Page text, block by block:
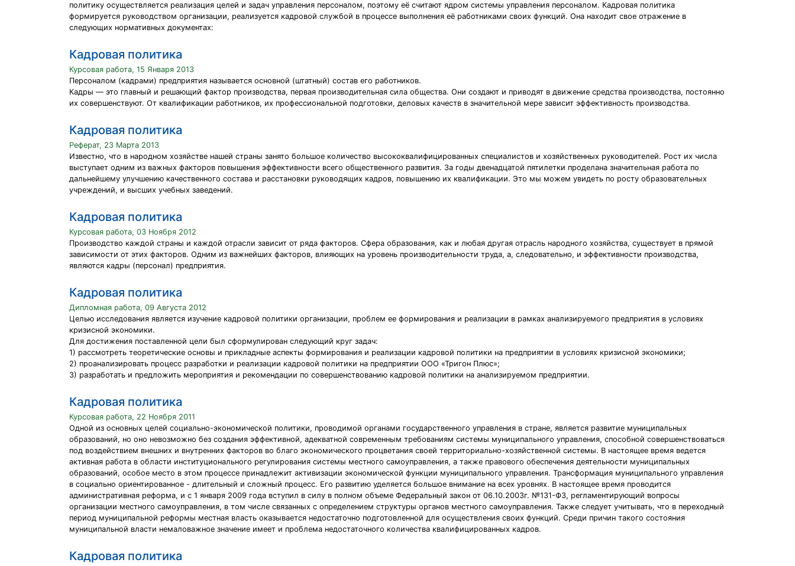
политику осуществляется реализация целей и задач управления персоналом, поэтому её считают ядром системы управления персоналом. Кадровая политика
формируется руководством организации, реализуется кадровой службой в процессе выполнения её работниками своих функций. Она находит свое отражение в
следующих нормативных документах:
Кадровая политика
Курсовая работа, 15 Января 2013
Персоналом (кадрами) предприятия называется основной (штатный) состав его работников.
Кадры — это главный и решающий фактор производства, первая производительная сила общества. Они создают и приводят в движение средства производства, постоянно
их совершенствуют. От квалификации работников, их профессиональной подготовки, деловых качеств в значительной мере зависит эффективность производства.
Кадровая политика
Реферат, 23 Марта 2013
Известно, что в народном хозяйстве нашей страны занято большое количество высококвалифицированных специалистов и хозяйственных руководителей. Рост их числа
выступает одним из важных факторов повышения эффективности всего общественного развития. За годы двенадцатой пятилетки проделана значительная работа по
дальнейшему улучшению качественного состава и расстановки руководящих кадров, повышению их квалификации. Это мы можем увидеть по росту образовательных
учреждений, и высших учебных заведений.
Кадровая политика
Курсовая работа, 03 Ноября 2012
Производство каждой страны и каждой отрасли зависит от ряда факторов. Сфера образования, как и любая другая отрасль народного хозяйства, существует в прямой
зависимости от этих факторов. Одним из важнейших факторов, влияющих на уровень производительности труда, а, следовательно, и эффективности производства,
являются кадры (персонал) предприятия.
Кадровая политика
Дипломная работа, 09 Августа 2012
Целью исследования является изучение кадровой политики организации, проблем ее формирования и реализации в рамках анализируемого предприятия в условиях
кризисной экономики.
Для достижения поставленной цели был сформулирован следующий круг задач:
1) рассмотреть теоретические основы и прикладные аспекты формирования и реализации кадровой политики на предприятии в условиях кризисной экономики;
2) проанализировать процесс разработки и реализации кадровой политики на предприятии ООО «Тригон Плюс»;
3) разработать и предложить мероприятия и рекомендации по совершенствованию кадровой политики на анализируемом предприятии.
Кадровая политика
Курсовая работа, 22 Ноября 2011
Одной из основных целей социально-экономической политики, проводимой органами государственного управления в стране, является развитие муниципальных
образований, но оно невозможно без создания эффективной, адекватной современным требованиям системы муниципального управления, способной совершенствоваться
под воздействием внешних и внутренних факторов во благо экономического процветания своей территориально-хозяйственной системы. В настоящее время ведется
активная работа в области институционального регулирования системы местного самоуправления, а также правового обеспечения деятельности муниципальных
образований, особое место в этом процессе принадлежит активизации экономической функции муниципального управления. Трансформация муниципального управления
в социально ориентированное - длительный и сложный процесс. Его развитию уделяется большое внимание на всех уровнях. В настоящее время проводится
административная реформа, и с 1 января 2009 года вступил в силу в полном объеме Федеральный закон от 06.10.2003г. №131-ФЗ, регламентирующий вопросы
организации местного самоуправления, в том числе связанных с определением структуры органов местного самоуправления. Также следует учитывать, что в переходный
период муниципальной реформы местная власть оказывается недостаточно подготовленной для осуществления своих функций. Среди причин такого состояния
муниципальной власти немаловажное значение имеет и проблема недостаточного количества квалифицированных кадров.
Кадровая политика